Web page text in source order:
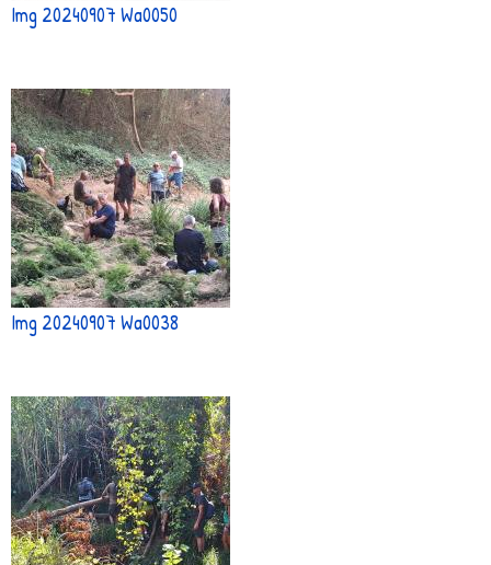
Img 20240907 Wa0050
Img 20240907 Wa0038